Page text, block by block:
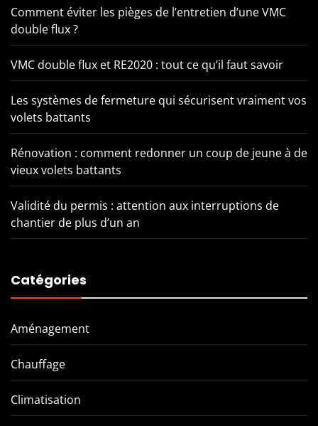
Comment éviter les pièges de l’entretien d’une VMC
double flux ?
VMC double flux et RE2020 : tout ce qu’il faut savoir
Les systèmes de fermeture qui sécurisent vraiment vos
volets battants
Rénovation : comment redonner un coup de jeune à de
vieux volets battants
Validité du permis : attention aux interruptions de
chantier de plus d’un an
Catégories
Aménagement
Chauffage
Climatisation